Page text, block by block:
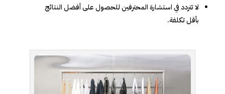
لا تتردد في استشارة المحترفين للحصول على أفضل النتائج
بأقل تكلفة.